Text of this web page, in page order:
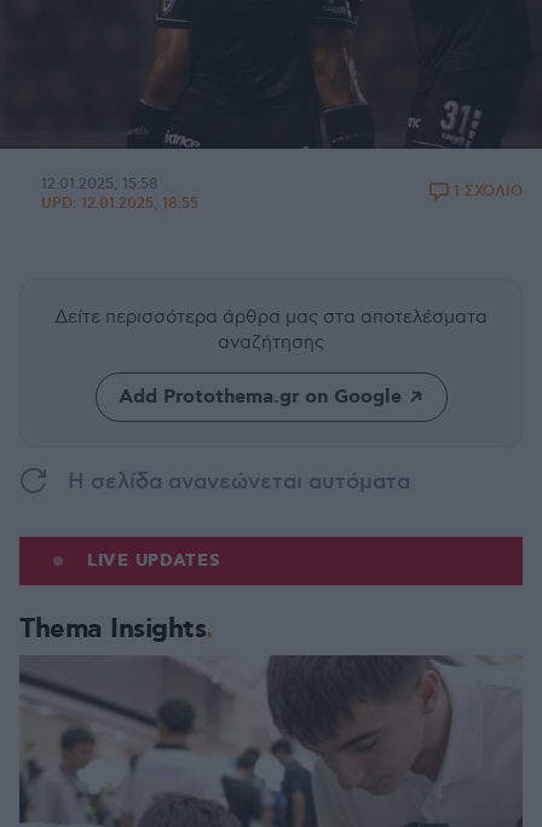
12.01.2025, 15:58
UPD: 12.01.2025, 18:55
1 ΣΧΟΛΙΟ
Δείτε περισσότερα άρθρα μας στα αποτελέσματα
αναζήτησης
Add Protothema.gr on Google
H σελίδα ανανεώνεται αυτόματα
LIVE UPDATES
Thema Insights